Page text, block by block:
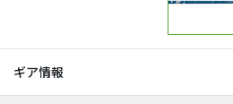
ギア情報